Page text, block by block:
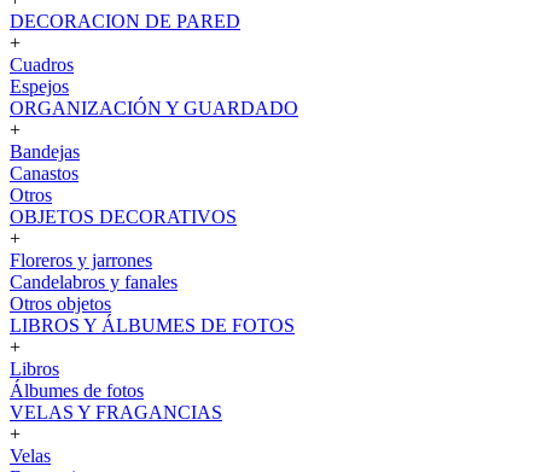
DECORACION DE PARED
+
Cuadros
Espejos
ORGANIZACIÓN Y GUARDADO
+
Bandejas
Canastos
Otros
OBJETOS DECORATIVOS
+
Floreros y jarrones
Candelabros y fanales
Otros objetos
LIBROS Y ÁLBUMES DE FOTOS
+
Libros
Álbumes de fotos
VELAS Y FRAGANCIAS
+
Velas